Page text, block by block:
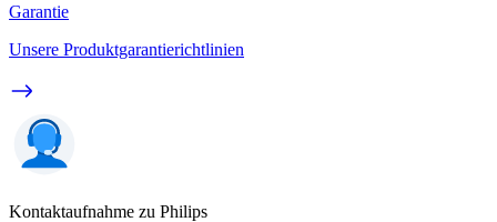
Garantie
Unsere Produktgarantierichtlinien
Kontaktaufnahme zu Philips